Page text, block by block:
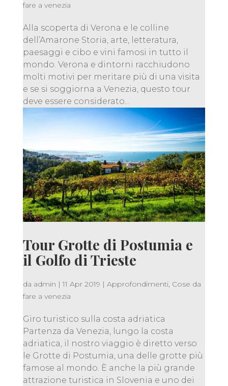
fare a venezia
Alla scoperta di Verona e le colline
dell’Amarone Storia, arte, letteratura,
paesaggi e cibo e vini famosi in tutto il
mondo. Verona e dintorni racchiudono
molti motivi per meritare più di una visita
e se si soggiorna a Venezia, questo tour
deve essere considerato...
Tour Grotte di Postumia e
il Golfo di Trieste
da admin | 11 Apr 2019 | Approfondimenti, Cose da
fare a venezia
Giro turistico sulla costa adriatica
Partenza da Venezia, lungo la costa
adriatica, il nostro viaggio è diretto verso
le Grotte di Postumia, una delle grotte più
famose al mondo. È anche la più grande
attrazione turistica in Slovenia e uno dei